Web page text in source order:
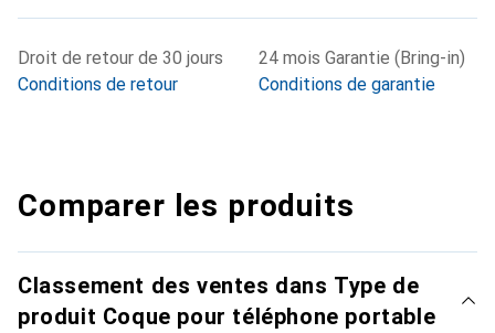
Droit de retour de 30 jours
Conditions de retour
24 mois Garantie (Bring-in)
Conditions de garantie
Comparer les produits
Classement des ventes dans Type de
produit Coque pour téléphone portable